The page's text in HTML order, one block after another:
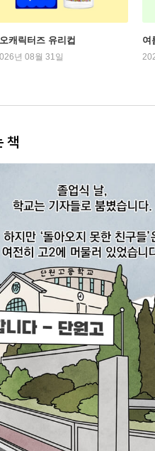
캐릭터즈 유리컵
년 08월 31일
여
책